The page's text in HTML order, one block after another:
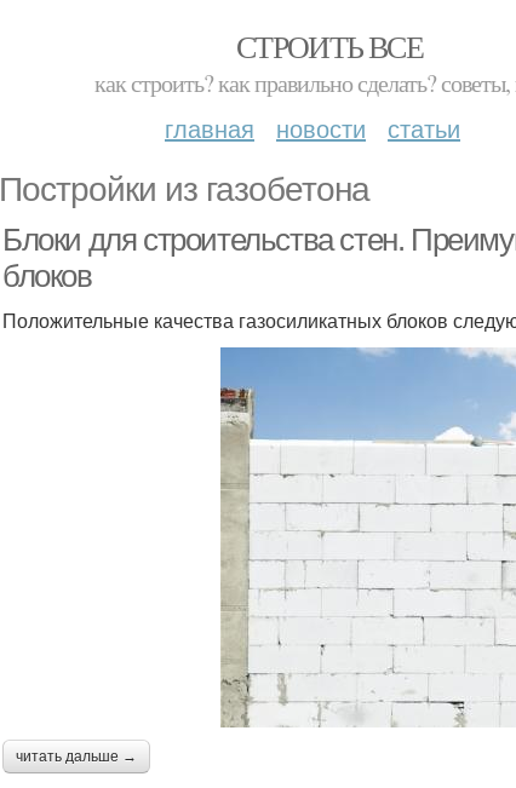
СТРОИТЬ ВСЕ
как строить? как правильно сделать?
главная новости статьи
Постройки из газобетона
Блоки для строительства стен.
блоков
Положительные качества газосиликатных блоков
читать дальше →